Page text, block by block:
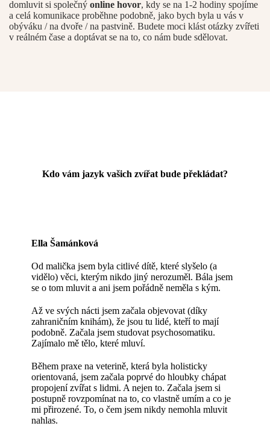
domluvit si společný online hovor, kdy se na 1-2 hodiny spojíme
a celá komunikace proběhne podobně, jako bych byla u vás v
obýváku / na dvoře / na pastvině. Budete moci klást otázky zvířeti
v reálném čase a doptávat se na to, co nám bude sdělovat.
Kdo vám jazyk vašich zvířat bude překládat?
Ella Šamánková
Od malička jsem byla citlivé dítě, které slyšelo (a
vidělo) věci, kterým nikdo jiný nerozuměl. Bála jsem
se o tom mluvit a ani jsem pořádně neměla s kým.
Až ve svých nácti jsem začala objevovat (díky
zahraničním knihám), že jsou tu lidé, kteří to mají
podobně. Začala jsem studovat psychosomatiku.
Zajímalo mě tělo, které mluví.
Během praxe na veterině, která byla holisticky
orientovaná, jsem začala poprvé do hloubky chápat
propojení zvířat s lidmi. A nejen to. Začala jsem si
postupně rovzpomínat na to, co vlastně umím a co je
mi přirozené. To, o čem jsem nikdy nemohla mluvit
nahlas.